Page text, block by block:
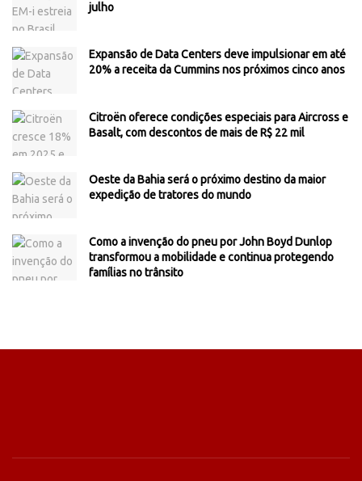
julho
Expansão de Data Centers deve impulsionar em até
20% a receita da Cummins nos próximos cinco anos
Citroën oferece condições especiais para Aircross e
Basalt, com descontos de mais de R$ 22 mil
Oeste da Bahia será o próximo destino da maior
expedição de tratores do mundo
Como a invenção do pneu por John Boyd Dunlop
transformou a mobilidade e continua protegendo
famílias no trânsito